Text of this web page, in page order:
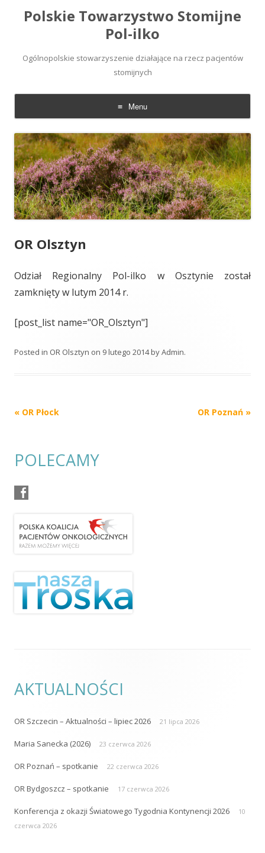
Polskie Towarzystwo Stomijne
Pol-ilko
Ogólnopolskie stowarzyszenie działające na rzecz pacjentów
stomijnych
Menu
Skip
to
content
OR Olsztyn
Odział Regionalny Pol-ilko w Osztynie został
zamknięty w lutym 2014 r.
[post_list name="OR_Olsztyn"]
Posted in OR Olsztyn on 9 lutego 2014byAdmin.
Post
« OR Płock OR Poznań »
POLECAMY
AKTUALNOŚCI
OR Szczecin – Aktualności – lipiec 2026 21 lipca 2026
Maria Sanecka (2026) 23 czerwca 2026
OR Poznań – spotkanie 22 czerwca 2026
OR Bydgoszcz – spotkanie 17 czerwca 2026
Konferencja z okazji Światowego Tygodnia Kontynencji 2026
10
czerwca 2026